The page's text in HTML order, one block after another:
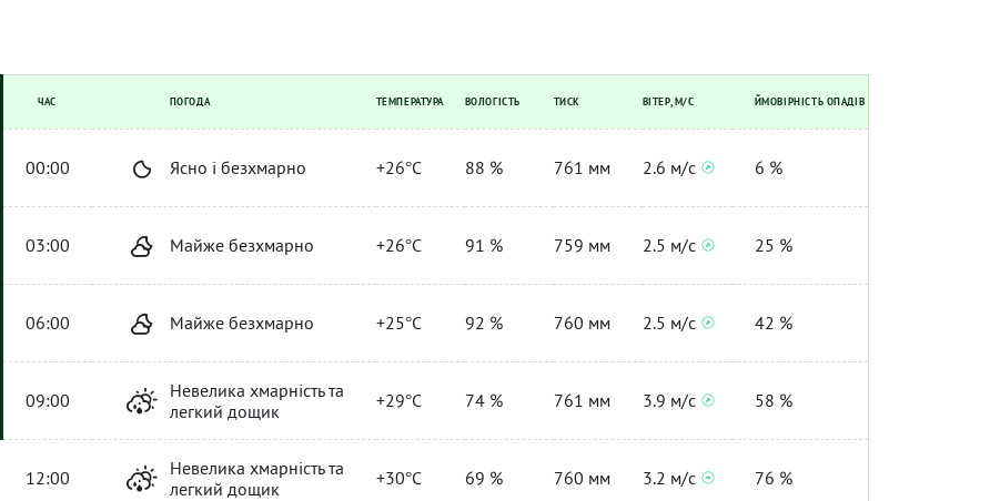
ЧАС ПОГОДА ТЕМПЕРАТУРА ВОЛОГІСТЬ ТИСК ВІТЕР, М/С ЙМОВІРНІСТЬ ОПАДІВ
00:00 Ясно і безхмарно +26°C 88 % 761 мм 2.6 м/с 6 %
03:00 Майже безхмарно +26°C 91 % 759 мм 2.5 м/с 25 %
06:00 Майже безхмарно +25°C 92 % 760 мм 2.5 м/с 42 %
09:00
Невелика хмарність та
легкий дощик
+29°C 74 % 761 мм 3.9 м/с 58 %
12:00
Невелика хмарність та
легкий дощик
+30°C 69 % 760 мм 3.2 м/с 76 %